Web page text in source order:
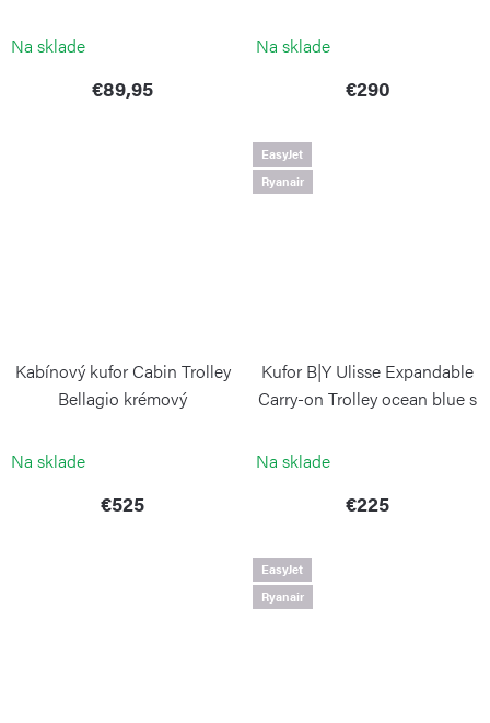
Na sklade
€89,95
Na sklade
€290
Kabínový kufor Cabin Trolley
Bellagio krémový
Na sklade
€525
EasyJet
Ryanair
Kufor B|Y Ulisse Expandable
Carry-on Trolley ocean blue s
Na sklade
€225
EasyJet
Ryanair